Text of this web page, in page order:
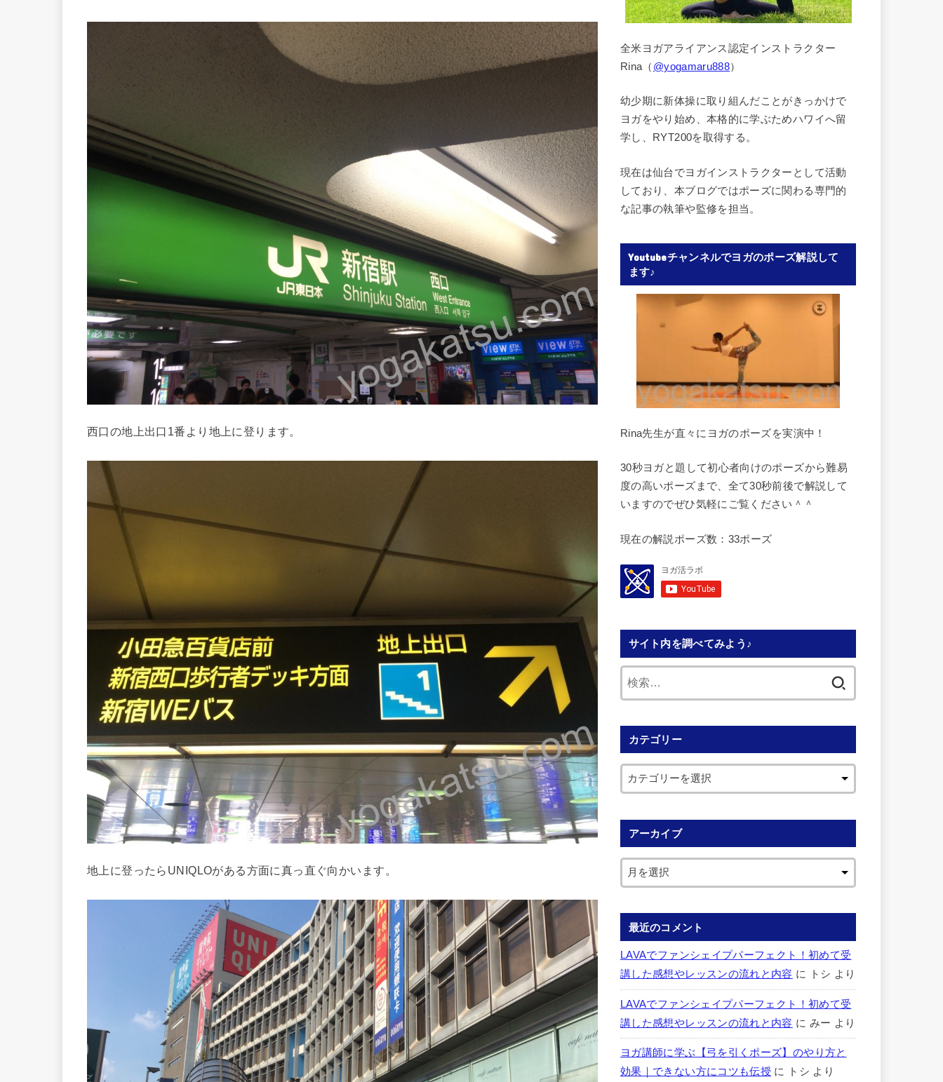
西口の地上出口1番より地上に登ります。
地上に登ったらUNIQLOがある方面に真っ直ぐ向かいます。
全米ヨガアライアンス認定インストラクター
Rina（ @yogamaru888）
幼少期に新体操に取り組んだことがきっかけで
ヨガをやり始め、本格的に学ぶためハワイへ留
学し、RYT200を取得する。
現在は仙台でヨガインストラクターとして活動
しており、本ブログではポーズに関わる専門的
な記事の執筆や監修を担当。
Youtubeチャンネルでヨガのポーズ解説して
ます♪
Rina先生が直々にヨガのポーズを実演中！
30秒ヨガと題して初心者向けのポーズから難易
度の高いポーズまで、全て30秒前後で解説して
いますのでぜひ気軽にご覧ください＾＾
現在の解説ポーズ数：33ポーズ
サイト内を調べてみよう♪
カテゴリー
アーカイブ
最近のコメント
LAVAでファンシェイプパーフェクト！初めて受
講した感想やレッスンの流れと内容 に トシ より
LAVAでファンシェイプパーフェクト！初めて受
講した感想やレッスンの流れと内容 に みー より
ヨガ講師に学ぶ【弓を引くポーズ】のやり方と
効果｜できない方にコツも伝授 に トシ より